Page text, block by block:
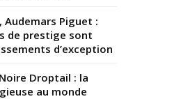
Audemars Piguet :
de prestige sont
d’exception
Droptail : la
au monde